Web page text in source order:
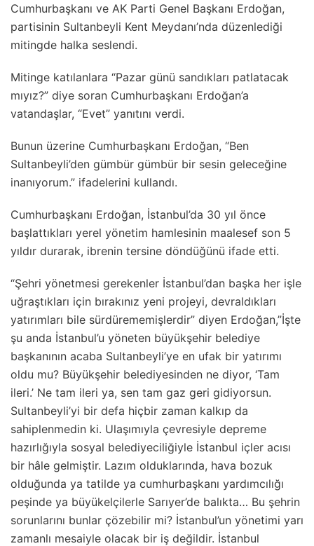
Cumhurbaşkanı ve AK Parti Genel Başkanı Erdoğan,
partisinin Sultanbeyli Kent Meydanı’nda düzenlediği
mitingde halka seslendi.
Mitinge katılanlara “Pazar günü sandıkları patlatacak
mıyız?” diye soran Cumhurbaşkanı Erdoğan’a
vatandaşlar, “Evet” yanıtını verdi.
Bunun üzerine Cumhurbaşkanı Erdoğan, “Ben
Sultanbeyli’den gümbür gümbür bir sesin geleceğine
inanıyorum.” ifadelerini kullandı.
Cumhurbaşkanı Erdoğan, İstanbul’da 30 yıl önce
başlattıkları yerel yönetim hamlesinin maalesef son 5
yıldır durarak, ibrenin tersine döndüğünü ifade etti.
“Şehri yönetmesi gerekenler İstanbul’dan başka her işle
uğraştıkları için bırakınız yeni projeyi, devraldıkları
yatırımları bile sürdürememişlerdir” diyen Erdoğan,”İşte
şu anda İstanbul’u yöneten büyükşehir belediye
başkanının acaba Sultanbeyli’ye en ufak bir yatırımı
oldu mu? Büyükşehir belediyesinden ne diyor, ‘Tam
ileri.’ Ne tam ileri ya, sen tam gaz geri gidiyorsun.
Sultanbeyli’yi bir defa hiçbir zaman kalkıp da
sahiplenmedin ki. Ulaşımıyla çevresiyle depreme
hazırlığıyla sosyal belediyeciliğiyle İstanbul içler acısı
bir hâle gelmiştir. Lazım olduklarında, hava bozuk
olduğunda ya tatilde ya cumhurbaşkanı yardımcılığı
peşinde ya büyükelçilerle Sarıyer’de balıkta… Bu şehrin
sorunlarını bunlar çözebilir mi? İstanbul’un yönetimi yarı
zamanlı mesaiyle olacak bir iş değildir. İstanbul